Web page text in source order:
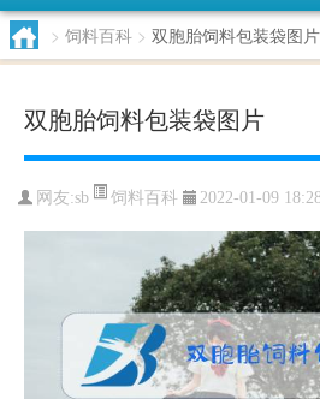
> 饲料百科 > 双胞胎饲料包装袋图片
双胞胎饲料包装袋图片
网友:sb 饲料百科 2022-01-09